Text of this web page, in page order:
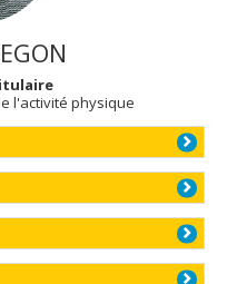
l'activité physique